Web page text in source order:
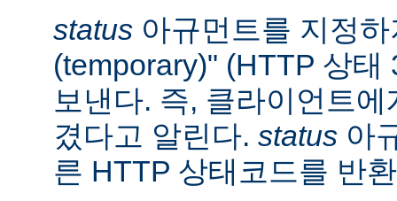
status 아규먼트를 지정
(temporary)" (HTTP 상태
보낸다. 즉, 클라이언트
겼다고 알린다. status 아
른 HTTP 상태코드를 반